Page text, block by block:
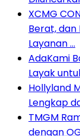
XCMG
Berat, dan
Layanan …
AdaKami
Layak
Hollyland
Lengkap
TMGM
dengan